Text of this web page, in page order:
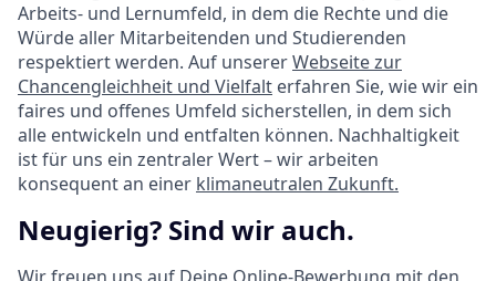
Arbeits- und Lernumfeld, in dem die Rechte und die
Würde aller Mitarbeitenden und Studierenden
respektiert werden. Auf unsererWebseite zur
Chancengleichheit und Vielfalt erfahren Sie, wie wir ein
faires und offenes Umfeld sicherstellen, in dem sich
alle entwickeln und entfalten können. Nachhaltigkeit
ist für uns ein zentraler Wert – wir arbeiten
konsequent an einer klimaneutralen Zukunft.
Neugierig? Sind wir auch.